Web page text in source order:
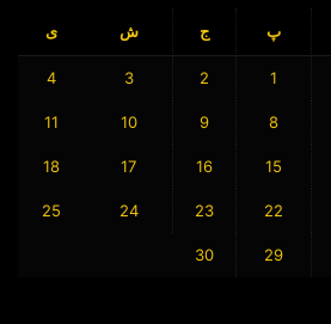
پ ج ش ی
1
2
3
4
8
9
10
11
15
16
17
18
22
23
24
25
29
30